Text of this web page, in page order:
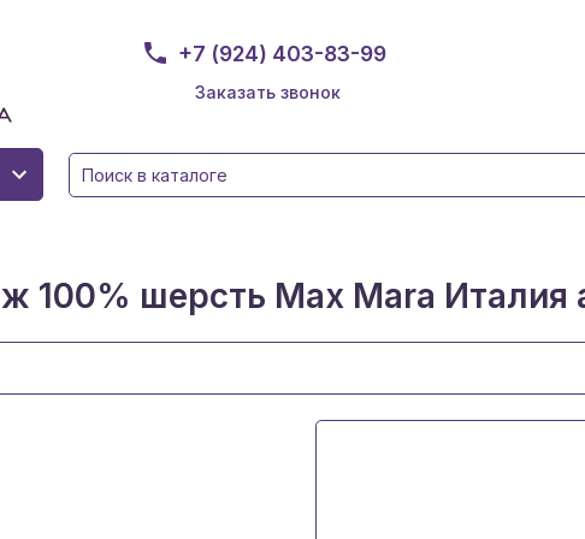
+7 (924) 403-83-99
Заказать звонок
100% шерсть Max Mara Италия